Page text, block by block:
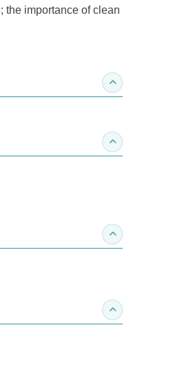
the importance of clean
收合得獎紀錄
收合作家介紹
收合推薦專區
收合訂購須知